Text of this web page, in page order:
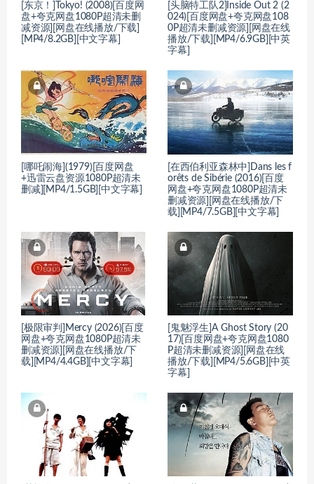
[东京！]Tokyo! (2008)[百度网
盘+夸克网盘1080P超清未删
减资源][网盘在线播放/下载]
[MP4/8.2GB][中文字幕]
[头脑特工队2]Inside Out 2 (2
024)[百度网盘+夸克网盘108
0P超清未删减资源][网盘在线
播放/下载][MP4/6.9GB][中英
字幕]
[哪吒闹海](1979)[百度网盘
+迅雷云盘资源1080P超清未
删减][MP4/1.5GB][中文字幕]
[在西伯利亚森林中]Dans les f
orêts de Sibérie (2016)[百度
网盘+夸克网盘1080P超清未
删减资源][网盘在线播放/下
载][MP4/7.5GB][中文字幕]
[极限审判]Mercy (2026)[百度
网盘+夸克网盘1080P超清未
删减资源][网盘在线播放/下
载][MP4/4.4GB][中文字幕]
[鬼魅浮生]A Ghost Story (20
17)[百度网盘+夸克网盘1080
P超清未删减资源][网盘在线
播放/下载][MP4/5.6GB][中英
字幕]